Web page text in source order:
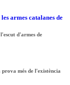
armes catalanes de
d'armes de
més de l'existència